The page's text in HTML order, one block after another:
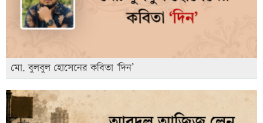
মো. বুলবুল হোসেনের কবিতা ‘দিন’